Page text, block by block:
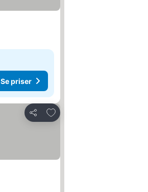
Se priser
Del
Føj til favoritter